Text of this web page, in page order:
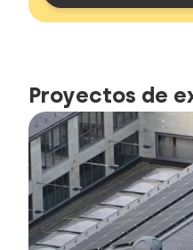
Proyectos de